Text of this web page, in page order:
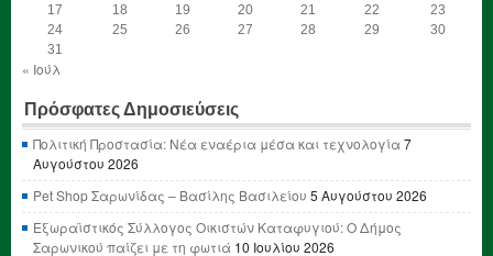
17
18 19 20 21 22
23
24
25 26 27 28 29
30
31
« Ιούλ
Πρόσφατες Δημοσιεύσεις
Πολιτική Προστασία: Νέα εναέρια μέσα και τεχνολογία7
Αυγούστου 2026
Pet Shop Σαρωνίδας – Βασίλης Βασιλείου 5 Αυγούστου 2026
Εξωραϊστικός Σύλλογος Οικιστών Καταφυγιού: Ο Δήμος
Σαρωνικού παίζει με τη φωτιά 10 Ιουλίου 2026